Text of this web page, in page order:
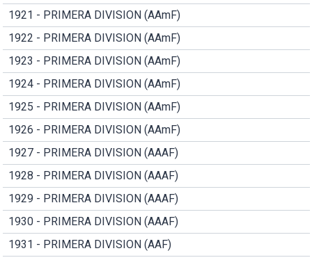
1921 - PRIMERA DIVISION (AAmF)
1922 - PRIMERA DIVISION (AAmF)
1923 - PRIMERA DIVISION (AAmF)
1924 - PRIMERA DIVISION (AAmF)
1925 - PRIMERA DIVISION (AAmF)
1926 - PRIMERA DIVISION (AAmF)
1927 - PRIMERA DIVISION (AAAF)
1928 - PRIMERA DIVISION (AAAF)
1929 - PRIMERA DIVISION (AAAF)
1930 - PRIMERA DIVISION (AAAF)
1931 - PRIMERA DIVISION (AAF)